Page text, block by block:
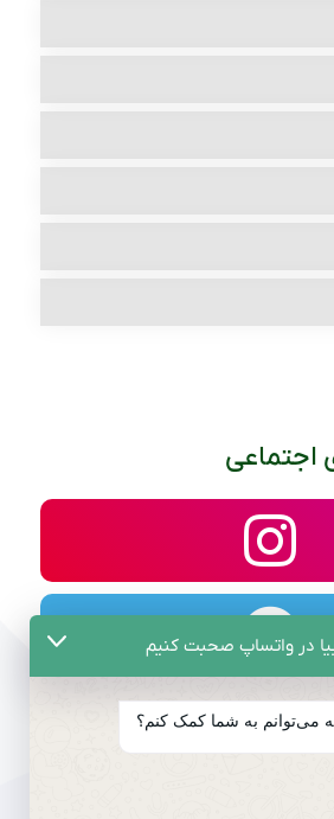
اجتماعی
در واتساپ صحبت کنیم
می‌توانم به شما کمک کنم؟